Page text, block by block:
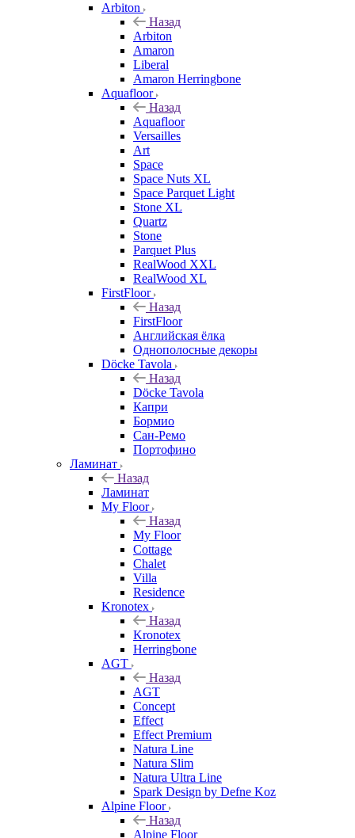
Arbiton
Назад
Arbiton
Amaron
Liberal
Amaron Herringbone
Aquafloor
Назад
Aquafloor
Versailles
Art
Space
Space Nuts XL
Space Parquet Light
Stone XL
Quartz
Stone
Parquet Plus
RealWood XXL
RealWood XL
FirstFloor
Назад
FirstFloor
Английская ёлка
Однополосные декоры
Döcke Tavola
Назад
Döcke Tavola
Капри
Бормио
Сан-Ремо
Портофино
Ламинат
Назад
Ламинат
My Floor
Назад
My Floor
Cottage
Chalet
Villa
Residence
Kronotex
Назад
Kronotex
Herringbone
AGT
Назад
AGT
Concept
Effect
Effect Premium
Natura Line
Natura Slim
Natura Ultra Line
Spark Design by Defne Koz
Alpine Floor
Назад
Alpine Floor